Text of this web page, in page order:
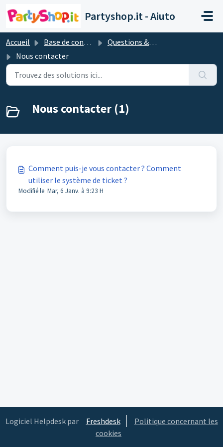
Partyshop.it - Aiuto
Accueil Base de connaissances
Questions & réponses les plus importantes
Nous contacter
Nous contacter (1)
Comment puis-je vous contacter ? Comment
utiliser le système de ticket ?
Modifié le Mar, 6 Janv. à 9:23 H
Logiciel Helpdesk par Freshdesk
Politique concernant les
cookies